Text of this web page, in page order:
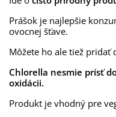
Prášok je najlepšie
ovocnej šťave.
Môžete ho ale tiež pridať
Chlorella nesmie prísť
oxidácii.
Produkt je vhodný pre